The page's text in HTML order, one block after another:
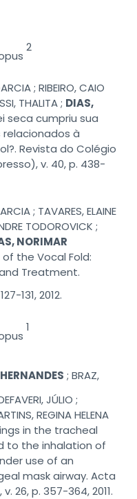
2
; RIBEIRO, CAIO
THALITA ; DIAS,
seca cumpriu sua
à
Revista do Colégio
v. 40, p. 438-
; TAVARES, ELAINE
TODOROVICK ;
NORIMAR
the Vocal Fold:
Treatment.
131, 2012.
1
; BRAZ,
JÚLIO ;
REGINA HELENA
in the tracheal
to the inhalation of
use of an
mask airway. Acta
26, p. 357-364, 2011.